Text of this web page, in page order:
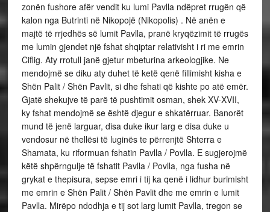
zonën fushore afër vendit ku lumi Pavlla ndëpret rrugën që
kalon nga Butrinti në Nikopojë (Nikopolis) . Në anën e
majtë të rrjedhës së lumit Pavlla, pranë kryqëzimit të rrugës
me lumin gjendet një fshat shqiptar relativisht i ri me emrin
Ciflig. Aty rrotull janë gjetur mbeturina arkeologjike. Ne
mendojmë se diku aty duhet të ketë qenë fillimisht kisha e
Shën Palit / Shën Pavlit, si dhe fshati që kishte po atë emër.
Gjatë shekujve të parë të pushtimit osman, shek XV-XVII,
ky fshat mendojmë se është djegur e shkatërruar. Banorët
mund të jenë larguar, disa duke ikur larg e disa duke u
vendosur në thellësi të luginës te përrenjtë Shterra e
Shamata, ku riformuan fshatin Pavlla / Povlla. E sugjerojmë
këtë shpërngulje të fshatit Pavlla / Povlla, nga fusha në
grykat e thepisura, sepse emri i tij ka qenë i lidhur burimisht
me emrin e Shën Palit / Shën Pavlit dhe me emrin e lumit
Pavlla. Mirëpo ndodhja e tij sot larg lumit Pavlla, tregon se